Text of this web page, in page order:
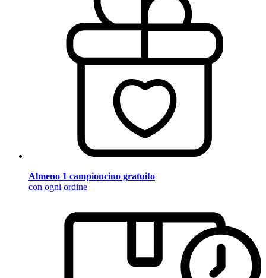
Almeno 1 campioncino gratuito
con ogni ordine